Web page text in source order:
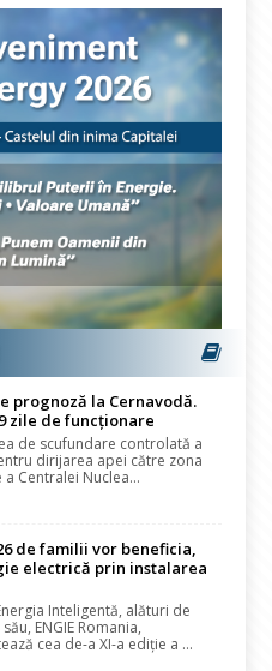
prognoză la Cernavodă.
zile de funcționare
de scufundare controlată a
dirijarea apei către zona
Centralei Nuclea...
de familii vor beneficia,
electrică prin instalarea
Inteligentă, alături de
ENGIE Romania,
cea de-a XI-a ediție a ...